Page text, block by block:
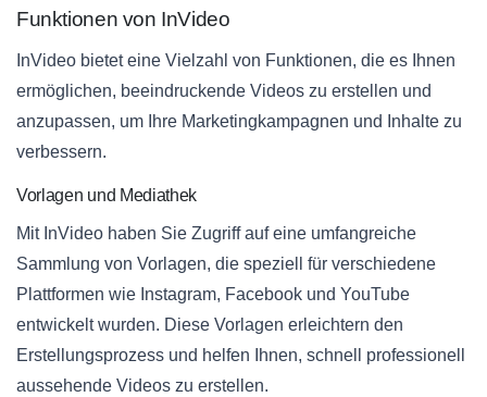
Funktionen von InVideo
InVideo bietet eine Vielzahl von Funktionen, die es Ihnen
ermöglichen, beeindruckende Videos zu erstellen und
anzupassen, um Ihre Marketingkampagnen und Inhalte zu
verbessern.
Vorlagen und Mediathek
Mit InVideo haben Sie Zugriff auf eine umfangreiche
Sammlung von Vorlagen, die speziell für verschiedene
Plattformen wie Instagram, Facebook und YouTube
entwickelt wurden. Diese Vorlagen erleichtern den
Erstellungsprozess und helfen Ihnen, schnell professionell
aussehende Videos zu erstellen.